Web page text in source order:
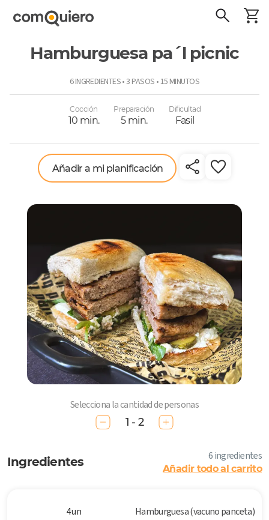
Hamburguesa pa´l picnic
6 INGREDIENTES • 3 PASOS • 15 MINUTOS
Cocción
10 min.
Preparación
5 min.
Dificultad
Fasil
Añadir a mi planificación
Selecciona la cantidad de personas
1 - 2
Ingredientes 6 ingredientes
Añadir todo al carrito
4 un Hamburguesa (vacuno panceta)